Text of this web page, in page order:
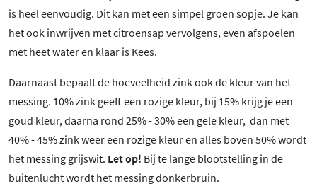
is heel eenvoudig. Dit kan met een simpel groen sopje. Je kan
het ook inwrijven met citroensap vervolgens, even afspoelen
met heet water en klaar is Kees.
Daarnaast bepaalt de hoeveelheid zink ook de kleur van het
messing. 10% zink geeft een rozige kleur, bij 15% krijg je een
goud kleur, daarna rond 25% - 30% een gele kleur, dan met
40% - 45% zink weer een rozige kleur en alles boven 50% wordt
het messing grijswit. Let op! Bij te lange blootstelling in de
buitenlucht wordt het messing donkerbruin.